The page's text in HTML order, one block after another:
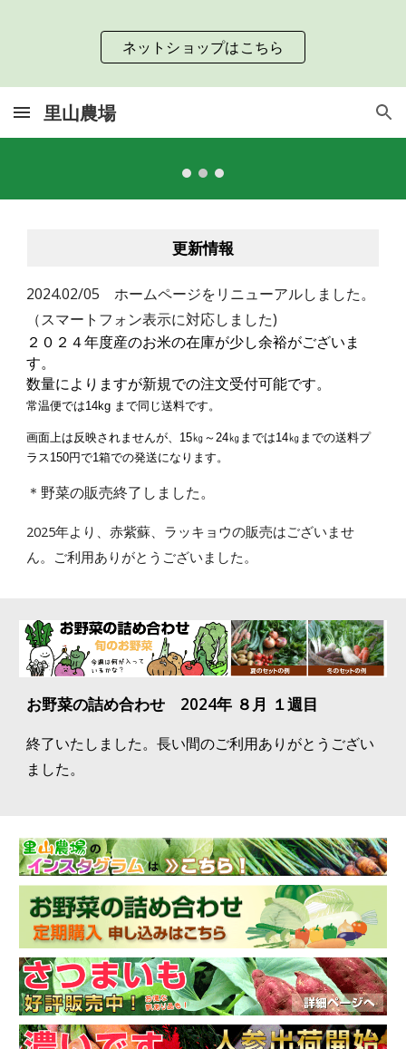
Skip to main content Skip to navigation
ネットショップはこちら
里山農場
更新情報
2024.02/05 ホームページをリニューアルしました。
（スマートフォン表示に対応しました)
２０２４年度産のお米の在庫が少し余裕がございま
す。
数量によりますが新規での注文受付可能です。
常温便では14kg まで同じ送料です。
画面上は反映されませんが、15㎏～24㎏までは14㎏までの送料プ
ラス150円で1箱での発送になります。
＊野菜の販売終了しました。
2025年より、赤紫蘇、ラッキョウの販売はございませ
ん。ご利用ありがとうございました。
お野菜の詰め合わせ 2024年 ８月 １週目
終了いたしました。長い間のご利用ありがとうござい
ました。